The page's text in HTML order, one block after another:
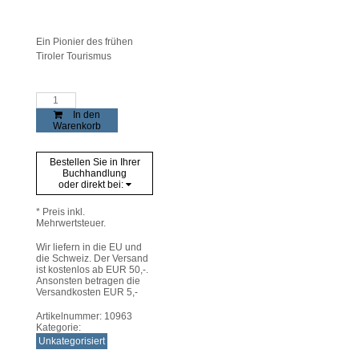
Ein Pionier des frühen
Tiroler Tourismus
Zu
Gast
Schluderbach
In den
Warenkorb
Bestellen Sie in Ihrer
Buchhandlung
oder direkt bei:
* Preis inkl.
Mehrwertsteuer.
Wir liefern in die EU und
die Schweiz. Der Versand
ist kostenlos ab EUR 50,-.
Ansonsten betragen die
Versandkosten EUR 5,-
Artikelnummer: 10963
Kategorie:
Unkategorisiert